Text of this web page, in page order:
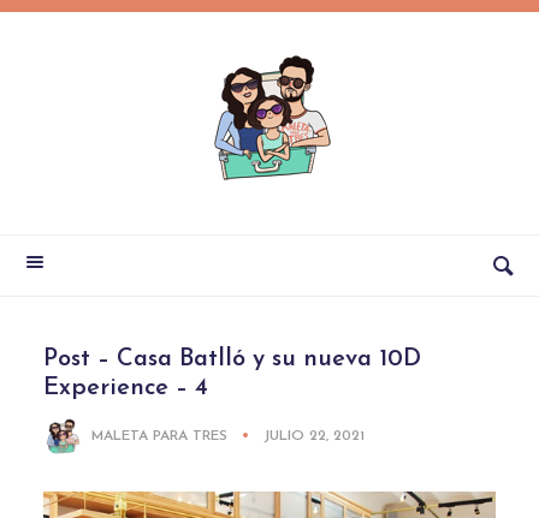
Post – Casa Batlló y su nueva 10D
Experience – 4
MALETA PARA TRES JULIO 22, 2021